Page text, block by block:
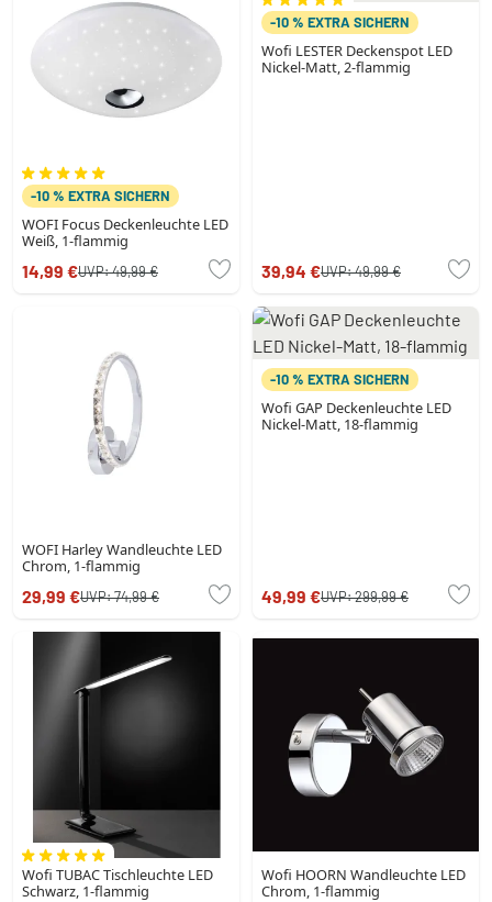
-10 % EXTRA SICHERN
WOFI Focus Deckenleuchte LED
Weiß, 1-flammig
14,99 €UVP:49,99 €
-10 % EXTRA SICHERN
Wofi LESTER Deckenspot LED
Nickel-Matt, 2-flammig
39,94 €UVP:49,99 €
WOFI Harley Wandleuchte LED
Chrom, 1-flammig
29,99 €UVP:74,99 €
-10 % EXTRA SICHERN
Wofi GAP Deckenleuchte LED
Nickel-Matt, 18-flammig
49,99 €UVP:299,99 €
Wofi TUBAC Tischleuchte LED
Schwarz, 1-flammig
Wofi HOORN Wandleuchte LED
Chrom, 1-flammig